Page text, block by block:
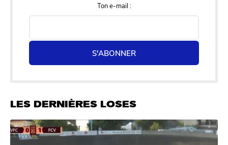
Ton e-mail :
S'ABONNER
LES DERNIÈRES LOSES